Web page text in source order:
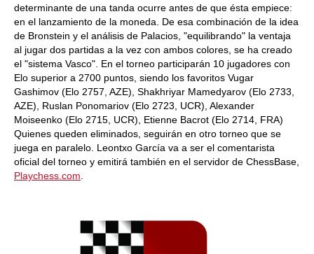
determinante de una tanda ocurre antes de que ésta empiece:
en el lanzamiento de la moneda. De esa combinación de la idea
de Bronstein y el análisis de Palacios, "equilibrando" la ventaja
al jugar dos partidas a la vez con ambos colores, se ha creado
el "sistema Vasco". En el torneo participarán 10 jugadores con
Elo superior a 2700 puntos, siendo los favoritos Vugar
Gashimov (Elo 2757, AZE), Shakhriyar Mamedyarov (Elo 2733,
AZE), Ruslan Ponomariov (Elo 2723, UCR), Alexander
Moiseenko (Elo 2715, UCR), Etienne Bacrot (Elo 2714, FRA)
Quienes queden eliminados, seguirán en otro torneo que se
juega en paralelo. Leontxo García va a ser el comentarista
oficial del torneo y emitirá también en el servidor de ChessBase,
Playchess.com